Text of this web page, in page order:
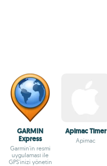
GARMIN
Express
Garmin'in resmi
uygulaması ile
GPS'inizi yönetin
Apimac Timer
Apimac